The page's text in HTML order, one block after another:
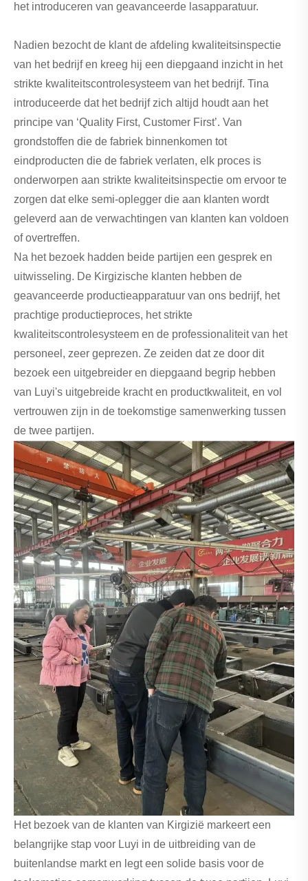
het introduceren van geavanceerde lasapparatuur.
Nadien bezocht de klant de afdeling kwaliteitsinspectie
van het bedrijf en kreeg hij een diepgaand inzicht in het
strikte kwaliteitscontrolesysteem van het bedrijf. Tina
introduceerde dat het bedrijf zich altijd houdt aan het
principe van ‘Quality First, Customer First’. Van
grondstoffen die de fabriek binnenkomen tot
eindproducten die de fabriek verlaten, elk proces is
onderworpen aan strikte kwaliteitsinspectie om ervoor te
zorgen dat elke semi-oplegger die aan klanten wordt
geleverd aan de verwachtingen van klanten kan voldoen
of overtreffen.
Na het bezoek hadden beide partijen een gesprek en
uitwisseling. De Kirgizische klanten hebben de
geavanceerde productieapparatuur van ons bedrijf, het
prachtige productieproces, het strikte
kwaliteitscontrolesysteem en de professionaliteit van het
personeel, zeer geprezen. Ze zeiden dat ze door dit
bezoek een uitgebreider en diepgaand begrip hebben
van Luyi's uitgebreide kracht en productkwaliteit, en vol
vertrouwen zijn in de toekomstige samenwerking tussen
de twee partijen.
Het bezoek van de klanten van Kirgizië markeert een
belangrijke stap voor Luyi in de uitbreiding van de
buitenlandse markt en legt een solide basis voor de